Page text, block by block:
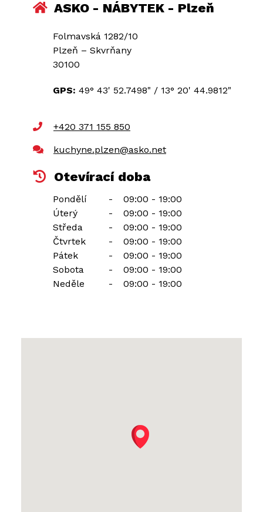
ASKO - NÁBYTEK - Plzeň
Folmavská 1282/10
Plzeň – Skvrňany
30100
GPS: 49° 43' 52.7498" / 13° 20' 44.9812"
+420 371 155 850
kuchyne.plzen@asko.net
Otevírací doba
Pondělí -
09:00 - 19:00
Úterý
-
09:00 - 19:00
Středa
-
09:00 - 19:00
Čtvrtek
-
09:00 - 19:00
Pátek
-
09:00 - 19:00
Sobota
-
09:00 - 19:00
Neděle
- 09:00 - 19:00